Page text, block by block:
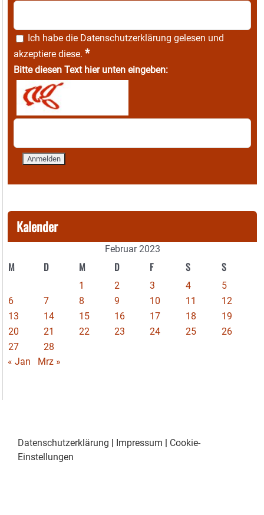
Ich habe die Datenschutzerklärung gelesen und
akzeptiere diese. *
Bitte diesen Text hier unten eingeben:
Kalender
Februar 2023
M D M D F S S
1 2 3 4
5
6
7 8 9 10 11
12
13
14 15 16 17 18
19
20
21 22 23 24 25
26
27
28
« Jan
Mrz »
Datenschutzerklärung Impressum
Cookie-
Einstellungen